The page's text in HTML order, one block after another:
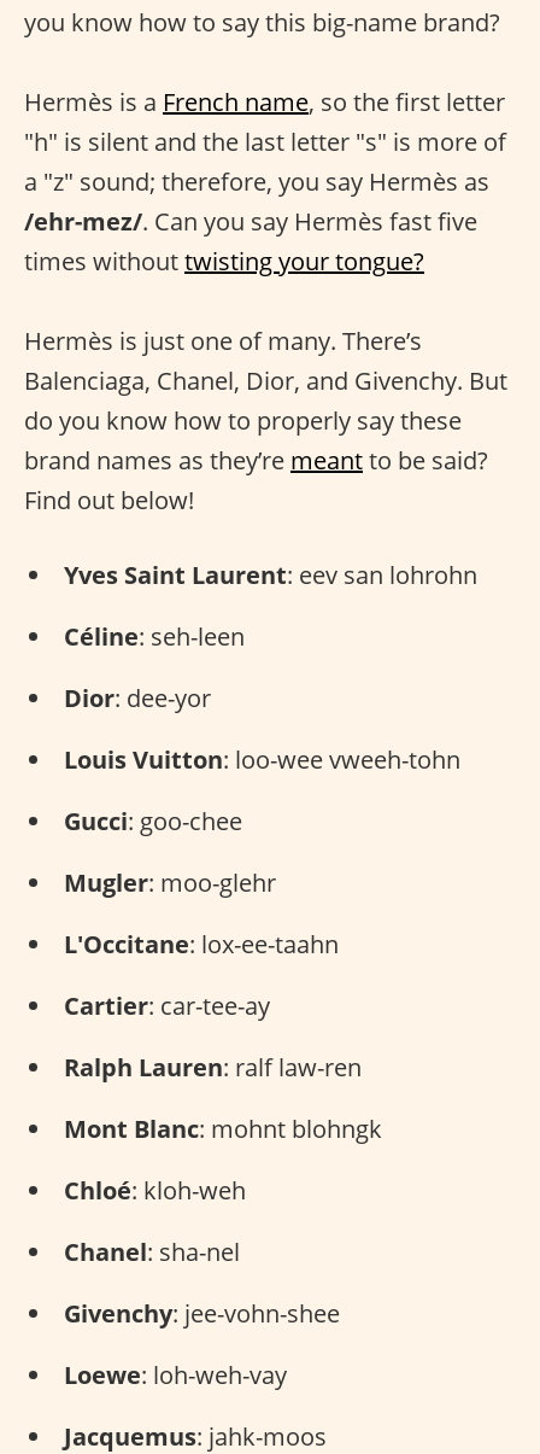
you know how to say this big-name brand?
Hermès is a French name, so the first letter
"h" is silent and the last letter "s" is more of
a "z" sound; therefore, you say Hermès as
/ehr-mez/. Can you say Hermès fast five
times withouttwisting your tongue?
Hermès is just one of many. There’s
Balenciaga, Chanel, Dior, and Givenchy. But
do you know how to properly say these
brand names as they’re meantto be said?
Find out below!
Yves Saint Laurent: eev san lohrohn
Céline: seh-leen
Dior: dee-yor
Louis Vuitton: loo-wee vweeh-tohn
Gucci: goo-chee
Mugler: moo-glehr
L'Occitane: lox-ee-taahn
Cartier: car-tee-ay
Ralph Lauren: ralf law-ren
Mont Blanc: mohnt blohngk
Chloé: kloh-weh
Chanel: sha-nel
Givenchy: jee-vohn-shee
Loewe: loh-weh-vay
Jacquemus: jahk-moos